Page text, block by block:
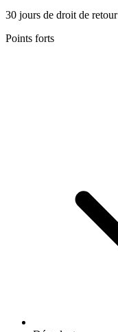
30 jours de droit de retour
Points forts